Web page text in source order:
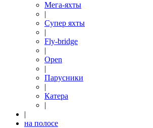
Мега-яхты
|
Супер яхты
|
Fly-bridge
|
Open
|
Парусники
|
Катера
|
|
на полосе